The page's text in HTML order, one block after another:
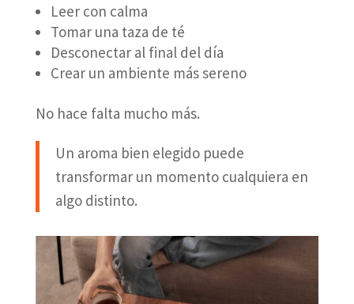
Leer con calma
Tomar una taza de té
Desconectar al final del día
Crear un ambiente más sereno
No hace falta mucho más.
Un aroma bien elegido puede
transformar un momento cualquiera en
algo distinto.